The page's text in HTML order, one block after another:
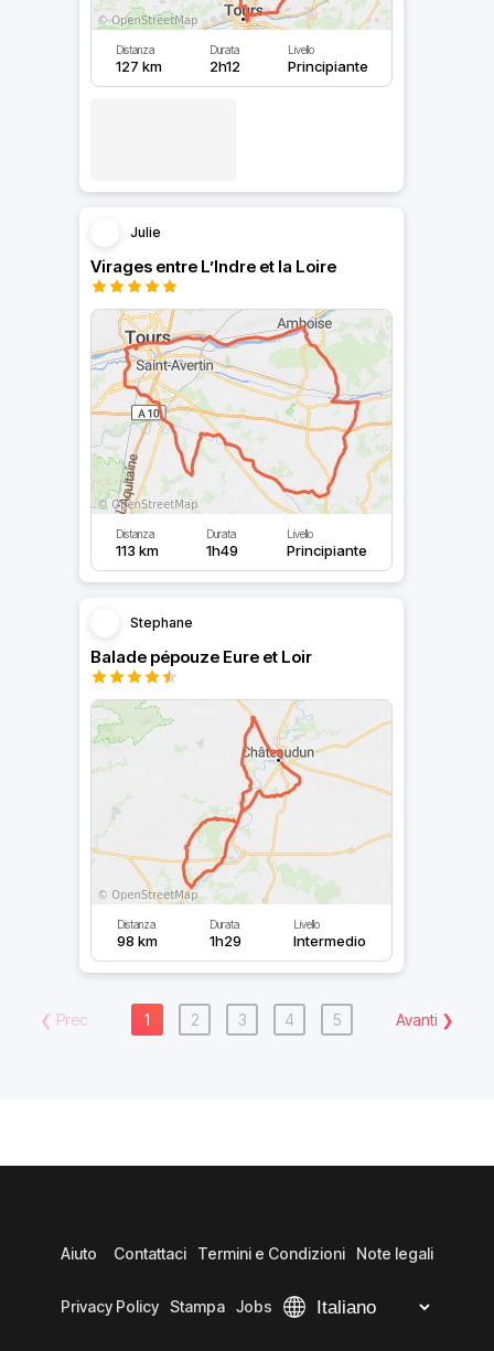
Distanza
127 km
Durata
2h12
Livello
Principiante
Julie
Virages entre L’Indre et la Loire
Distanza
113 km
Durata
1h49
Livello
Principiante
Stephane
Balade pépouze Eure et Loir
Distanza
98 km
Durata
1h29
Livello
Intermedio
❮ Prec 1 2 3 4 5 Avanti ❯
Aiuto Contattaci Termini e Condizioni Note legali
Privacy Policy Stampa Jobs